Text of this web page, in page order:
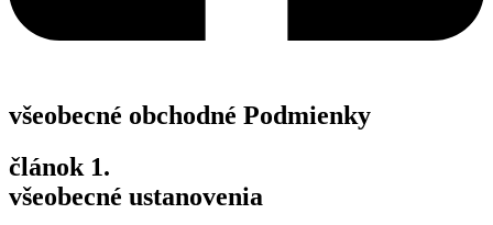
všeobecné obchodné Podmienky
článok 1.
všeobecné ustanovenia